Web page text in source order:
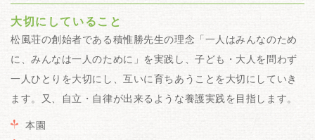
大切にしていること
松風荘の創始者である積惟勝先生の理念「一人はみんなのため
に、みんなは一人のために」を実践し、子ども・大人を問わず
一人ひとりを大切にし、互いに育ちあうことを大切にしていき
ます。又、自立・自律が出来るような養護実践を目指します。
本園